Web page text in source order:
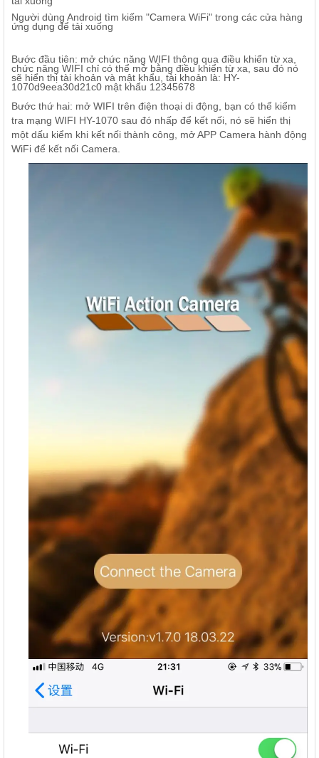
Người dùng Android tìm kiếm "Camera WiFi" trong các cửa hàng
ứng dụng để tải xuống
Bước đầu tiên: mở chức năng WIFI thông qua điều khiển từ xa,
chức năng WIFI chỉ có thể mở bằng điều khiển từ xa, sau đó nó
sẽ hiển thị tài khoản và mật khẩu, tài khoản là: HY-
1070d9eea30d21c0 mật khẩu 12345678
Bước thứ hai: mở WIFI trên điện thoại di động, bạn có thể kiểm
tra mạng WIFI HY-1070 sau đó nhấp để kết nối, nó sẽ hiển thị
một dấu kiểm khi kết nối thành công, mở APP Camera hành động
WiFi để kết nối Camera.